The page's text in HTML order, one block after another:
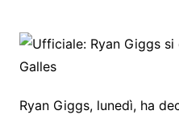
Ryan Giggs, lunedì, ha